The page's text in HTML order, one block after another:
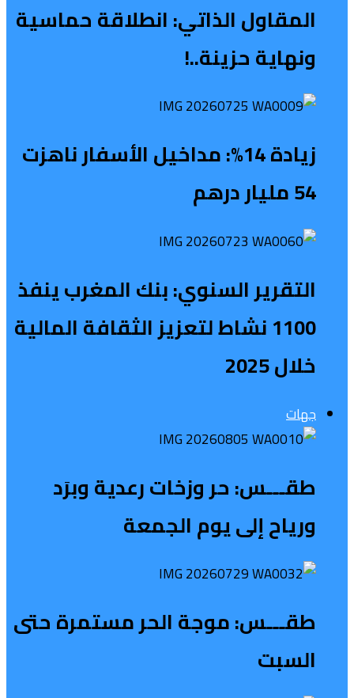
المقاول الذاتي: انطلاقة حماسية
ونهاية حزينة..!
زيادة 14%: مداخيل الأسفار ناهزت
54 مليار درهم
التقرير السنوي: بنك المغرب ينفذ
1100 نشاط لتعزيز الثقافة المالية
خلال 2025
جهات
طقـــس: حر وزخات رعدية وبرَد
ورياح إلى يوم الجمعة
طقـــس: موجة الحر مستمرة حتى
السبت